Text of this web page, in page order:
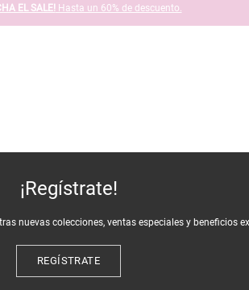
EL SALE! Hasta un 60% de descuento.
¡Regístrate!
nuevas colecciones, ventas especiales y beneficios
REGÍSTRATE